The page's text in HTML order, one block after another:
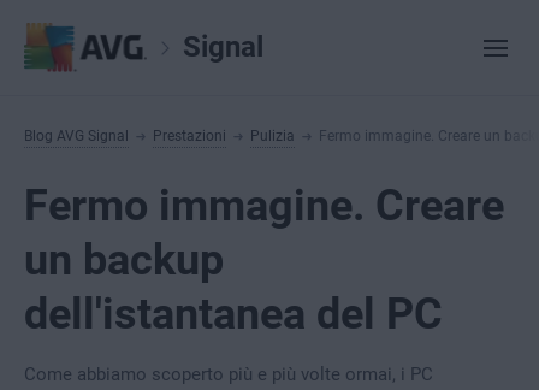
Signal
Blog AVG Signal Prestazioni Pulizia Fermo immagine. Creare un
Fermo immagine. Creare
un backup
dell'istantanea del PC
Come abbiamo scoperto più e più volte ormai, i PC